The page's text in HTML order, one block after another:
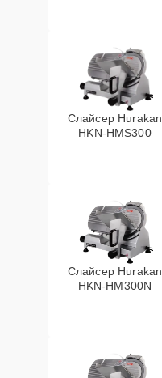
Слайсер Hurakan
HKN-HMS300
Слайсер Hurakan
HKN-HM300N